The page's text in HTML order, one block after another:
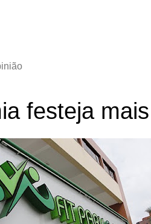
festeja